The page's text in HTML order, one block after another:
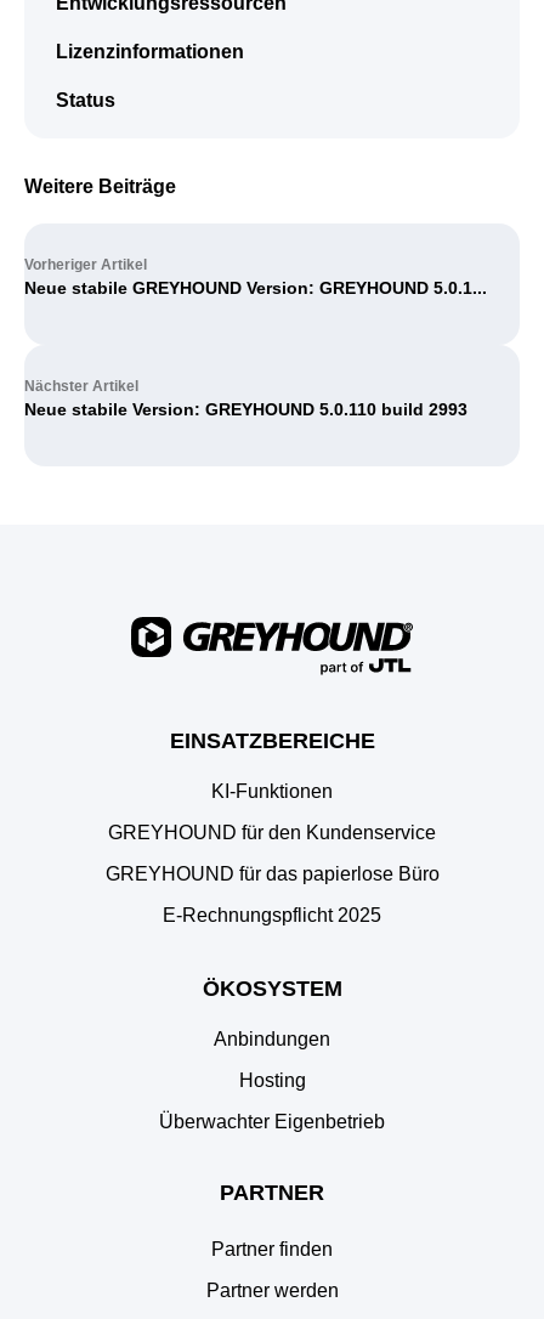
Lizenzinformationen
Status
Weitere Beiträge
Vorheriger Artikel
Neue stabile GREYHOUND Version: GREYHOUND 5.0.1...
Nächster Artikel
Neue stabile Version: GREYHOUND 5.0.110 build 2993
EINSATZBEREICHE
KI-Funktionen
GREYHOUND für den Kundenservice
GREYHOUND für das papierlose Büro
E‑Rechnungspflicht 2025
ÖKOSYSTEM
Anbindungen
Hosting
Überwachter Eigenbetrieb
PARTNER
Partner finden
Partner werden